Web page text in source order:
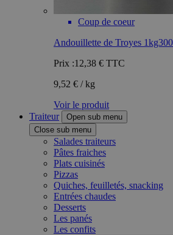
Coup de coeur
Andouillette de Troyes
Prix :12,38 € TTC
9,52 € / kg
Voir le produit
Traiteur
Open sub menu
Close sub menu
Salades traiteurs
Pâtes fraiches
Plats cuisinés
Pizzas
Quiches, feuilletés, snacking
Entrées chaudes
Desserts
Les panés
Les confits